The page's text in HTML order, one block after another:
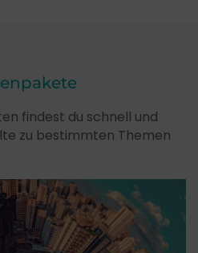
findest du schnell und
zu bestimmten Themen